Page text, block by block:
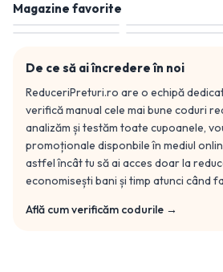
Magazine favorite
De ce să ai încredere în noi
ReduceriPreturi.ro are o echipă
verifică manual cele mai bune coduri
analizăm și testăm toate cupoanele,
promoționale disponbile în mediul
astfel încât tu să ai acces doar la
economisești bani și timp atunci când
Află cum verificăm codurile →